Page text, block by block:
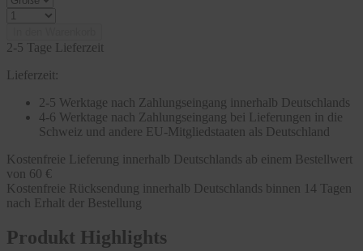
2-5 Tage Lieferzeit
Lieferzeit:
2-5 Werktage nach Zahlungseingang innerhalb Deutschlands
4-6 Werktage nach Zahlungseingang bei Lieferungen in die
Schweiz und andere EU-Mitgliedstaaten als Deutschland
Kostenfreie Lieferung innerhalb Deutschlands ab einem Bestellwert
von 60 €
Kostenfreie Rücksendung innerhalb Deutschlands binnen 14 Tagen
nach Erhalt der Bestellung
Produkt Highlights